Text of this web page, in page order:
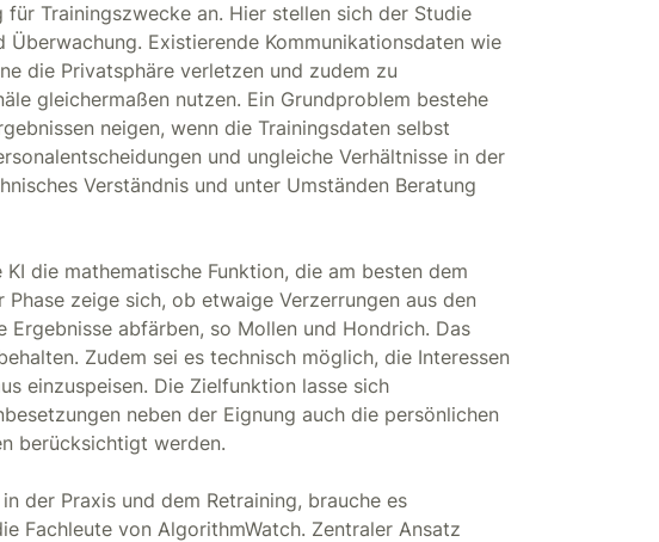
Trainingszwecke an. Hier stellen sich der Studie
Existierende Kommunikationsdaten wie
die Privatsphäre verletzen und zudem zu
gleichermaßen nutzen. Ein Grundproblem bestehe
neigen, wenn die Trainingsdaten selbst
und ungleiche Verhältnisse in der
Verständnis und unter Umständen Beratung
die mathematische Funktion, die am besten dem
zeige sich, ob etwaige Verzerrungen aus den
abfärben, so Mollen und Hondrich. Das
Zudem sei es technisch möglich, die Interessen
einzuspeisen. Die Zielfunktion lasse sich
neben der Eignung auch die persönlichen
berücksichtigt werden.
der Praxis und dem Retraining, brauche es
Fachleute von AlgorithmWatch. Zentraler Ansatz